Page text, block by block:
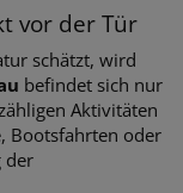
vor der Tür
schätzt, wird
befindet sich nur
Aktivitäten
Bootsfahrten oder
der